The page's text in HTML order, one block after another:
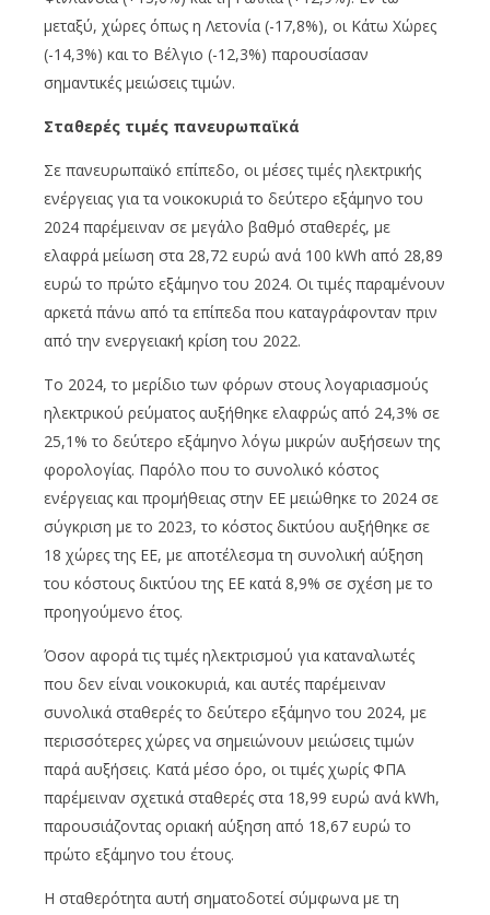
μεταξύ, χώρες όπως η Λετονία (-17,8%), οι Κάτω Χώρες
(-14,3%) και το Βέλγιο (-12,3%) παρουσίασαν
σημαντικές μειώσεις τιμών.
Σταθερές τιμές πανευρωπαϊκά
Σε πανευρωπαϊκό επίπεδο, οι μέσες τιμές ηλεκτρικής
ενέργειας για τα νοικοκυριά το δεύτερο εξάμηνο του
2024 παρέμειναν σε μεγάλο βαθμό σταθερές, με
ελαφρά μείωση στα 28,72 ευρώ ανά 100 kWh από 28,89
ευρώ το πρώτο εξάμηνο του 2024. Οι τιμές παραμένουν
αρκετά πάνω από τα επίπεδα που καταγράφονταν πριν
από την ενεργειακή κρίση του 2022.
Το 2024, το μερίδιο των φόρων στους λογαριασμούς
ηλεκτρικού ρεύματος αυξήθηκε ελαφρώς από 24,3% σε
25,1% το δεύτερο εξάμηνο λόγω μικρών αυξήσεων της
φορολογίας. Παρόλο που το συνολικό κόστος
ενέργειας και προμήθειας στην ΕΕ μειώθηκε το 2024 σε
σύγκριση με το 2023, το κόστος δικτύου αυξήθηκε σε
18 χώρες της ΕΕ, με αποτέλεσμα τη συνολική αύξηση
του κόστους δικτύου της ΕΕ κατά 8,9% σε σχέση με το
προηγούμενο έτος.
Όσον αφορά τις τιμές ηλεκτρισμού για καταναλωτές
που δεν είναι νοικοκυριά, και αυτές παρέμειναν
συνολικά σταθερές το δεύτερο εξάμηνο του 2024, με
περισσότερες χώρες να σημειώνουν μειώσεις τιμών
παρά αυξήσεις. Κατά μέσο όρο, οι τιμές χωρίς ΦΠΑ
παρέμειναν σχετικά σταθερές στα 18,99 ευρώ ανά kWh,
παρουσιάζοντας οριακή αύξηση από 18,67 ευρώ το
πρώτο εξάμηνο του έτους.
Η σταθερότητα αυτή σηματοδοτεί σύμφωνα με τη